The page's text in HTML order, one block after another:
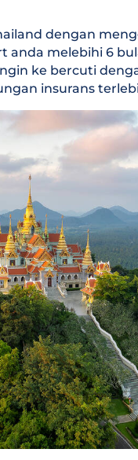
dengan
anda melebihi 6
ke bercuti
insurans